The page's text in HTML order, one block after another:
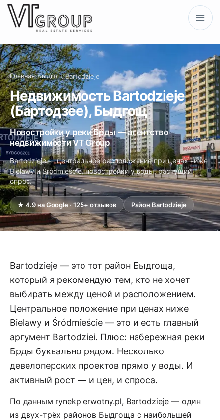
Главная›Быдгощ›Bartodzieje
Недвижимость Bartodzieje
(Бартодзее), Быдгощ
Новостройки у реки Брды — агентство
недвижимости VT Group
Bartodzieje — центральное расположение при ценах ниже
Bielawy и Śródmieście, новостройки у воды, растущий
спрос.
★ 4.9 на Google · 125+ отзывов Район Bartodzieje
Bartodzieje — это тот район Быдгоща,
который я рекомендую тем, кто не хочет
выбирать между ценой и расположением.
Центральное положение при ценах ниже
Bielawy и Śródmieście — это и есть главный
аргумент Bartodziei. Плюс: набережная реки
Брды буквально рядом. Несколько
девелоперских проектов прямо у воды. И
активный рост — и цен, и спроса.
По данным rynekpierwotny.pl, Bartodzieje — один
из двух-трёх районов Быдгоща с наибольшей